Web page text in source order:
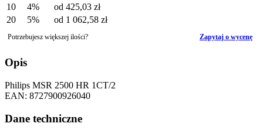
10
4% od 425,03 zł
20
5% od 1 062,58 zł
Potrzebujesz większej ilości? Zapytaj o wycenę
Opis
Philips MSR 2500 HR 1CT/2
EAN: 8727900926040
Dane techniczne